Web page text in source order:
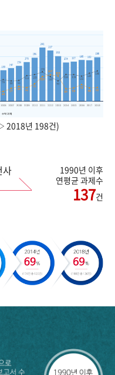
2018년 198건)
사
1990년 이후
연평균 과제수
137건